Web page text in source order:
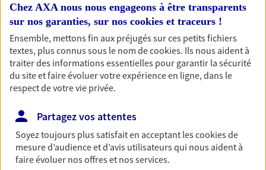
Épargne
Réalisez vos projets grâce à votre épargne : achat
immobilier, études des enfants ou voyage autour
du monde… Épargnez à votre rythme et
simplement, selon votre profil.
Préparez sereinement ce nouveau chapitre de
votre vie avec les conseils d'un expert. Découvrez
notre solution PER (Plan Epargne Retraite)
spécialement conçue pour la retraite.
Chez AXA nous nous engageons à être transparents
sur nos garanties, sur nos cookies et traceurs !
Ensemble, mettons fin aux préjugés sur ces petits fichiers
textes, plus connus sous le nom decookies. Ils nous aident à
traiter des informations essentielles pour garantir la sécurité
du site et faire évoluer votre expérience en ligne, dans le
respect de votre vie privée.
Partagez vos attentes
Soyez toujours plus satisfait en acceptant lescookiesde
mesure d’audience et d’avis utilisateurs qui nous aident à
faire évoluer nos offres et nos services.